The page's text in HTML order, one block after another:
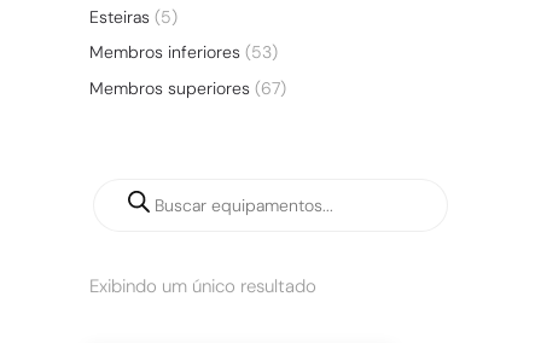
Exibindo um único resultado
Esteiras (5)
Membros inferiores (53)
Membros superiores (67)